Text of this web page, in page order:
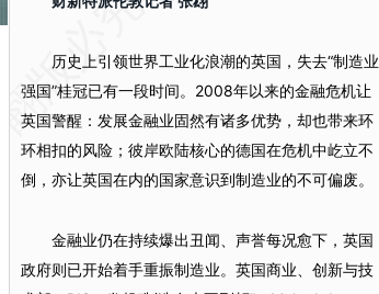
历史上引领世界工业化浪潮的英国，失去“制造业
强国”桂冠已有一段时间。2008年以来的金融危机让
英国警醒：发展金融业固然有诸多优势，却也带来环
环相扣的风险；彼岸欧陆核心的德国在危机中屹立不
倒，亦让英国在内的国家意识到制造业的不可偏废。
金融业仍在持续爆出丑闻、声誉每况愈下，英国
政府则已开始着手重振制造业。英国商业、创新与技